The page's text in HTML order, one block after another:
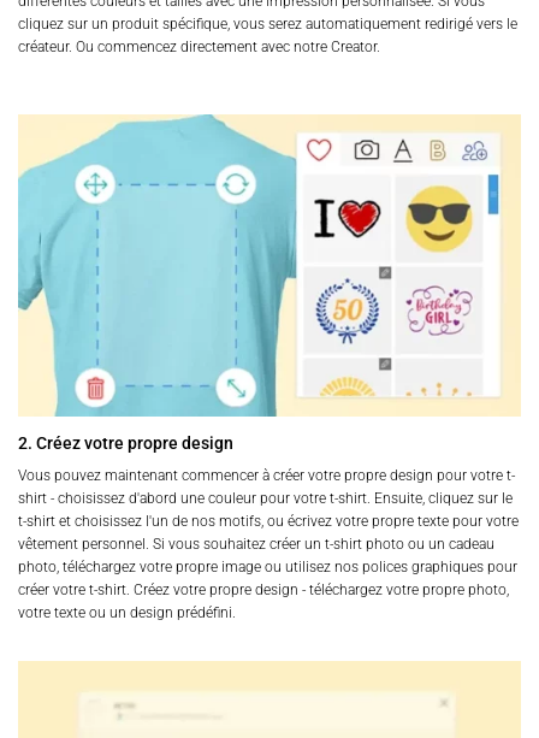
cliquez sur un produit spécifique, vous serez automatiquement redirigé vers le
créateur. Ou commencez directement avec notre Creator.
2. Créez votre propre design
Vous pouvez maintenant commencer à créer votre propre design pour votre t-
shirt - choisissez d'abord une couleur pour votre t-shirt. Ensuite, cliquez sur le
t-shirt et choisissez l'un de nos motifs, ou écrivez votre propre texte pour votre
vêtement personnel. Si vous souhaitez créer un t-shirt photo ou un cadeau
photo, téléchargez votre propre image ou utilisez nos polices graphiques pour
créer votre t-shirt. Créez votre propre design - téléchargez votre propre photo,
votre texte ou un design prédéfini.